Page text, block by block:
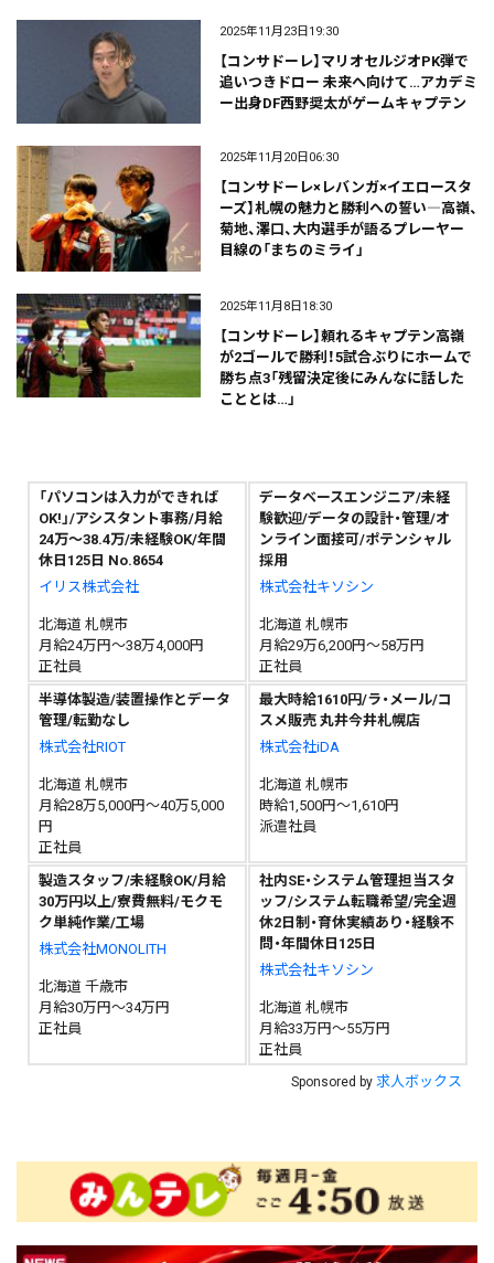
2025年11月23日19:30
【コンサドーレ】マリオセルジオPK弾で
追いつきドロー 未来へ向けて…アカデミ
ー出身DF西野奨太がゲームキャプテン
2025年11月20日06:30
【コンサドーレ×レバンガ×イエロースタ
ーズ】札幌の魅力と勝利への誓い―高嶺、
菊地、澤口、大内選手が語るプレーヤー
目線の「まちのミライ」
2025年11月8日18:30
【コンサドーレ】頼れるキャプテン高嶺
が2ゴールで勝利！5試合ぶりにホームで
勝ち点3「残留決定後にみんなに話した
こととは…」
「パソコンは入力ができれば
OK!」/アシスタント事務/月給
24万～38.4万/未経験OK/年間
休日125日 No.8654
イリス株式会社
北海道 札幌市
月給24万円～38万4,000円
正社員
データベースエンジニア/未経
験歓迎/データの設計・管理/オ
ンライン面接可/ポテンシャル
採用
株式会社キソシン
北海道 札幌市
月給29万6,200円～58万円
正社員
半導体製造/装置操作とデータ
管理/転勤なし
株式会社RIOT
北海道 札幌市
月給28万5,000円～40万5,000
円
正社員
最大時給1610円/ラ・メール/コ
スメ販売 丸井今井札幌店
株式会社iDA
北海道 札幌市
時給1,500円～1,610円
派遣社員
製造スタッフ/未経験OK/月給
30万円以上/寮費無料/モクモ
ク単純作業/工場
株式会社MONOLITH
北海道 千歳市
月給30万円～34万円
正社員
社内SE・システム管理担当スタ
ッフ/システム転職希望/完全週
休2日制・育休実績あり・経験不
問・年間休日125日
株式会社キソシン
北海道 札幌市
月給33万円～55万円
正社員
Sponsored by 求人ボックス